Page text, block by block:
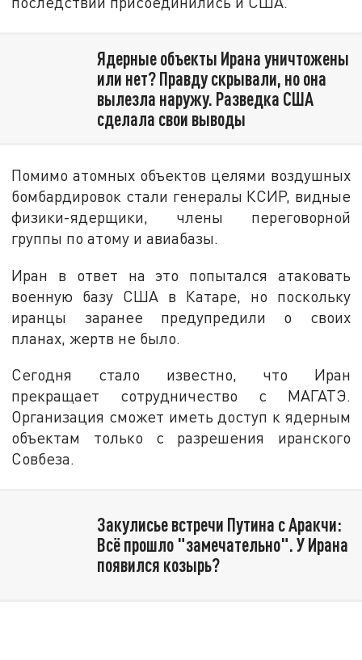
Ядерные объекты Ирана уничтожены
или нет? Правду скрывали, но она
вылезла наружу. Разведка США
сделала свои выводы
Помимо атомных объектов целями воздушных
бомбардировок стали генералы КСИР, видные
физики-ядерщики, члены переговорной
группы по атому и авиабазы.
Иран в ответ на это попытался атаковать
военную базу США в Катаре, но поскольку
иранцы заранее предупредили о своих
планах, жертв не было.
Сегодня стало известно, что Иран
прекращает сотрудничество с МАГАТЭ.
Организация сможет иметь доступ к ядерным
объектам только с разрешения иранского
Совбеза.
Закулисье встречи Путина с Аракчи:
Всё прошло "замечательно". У Ирана
появился козырь?